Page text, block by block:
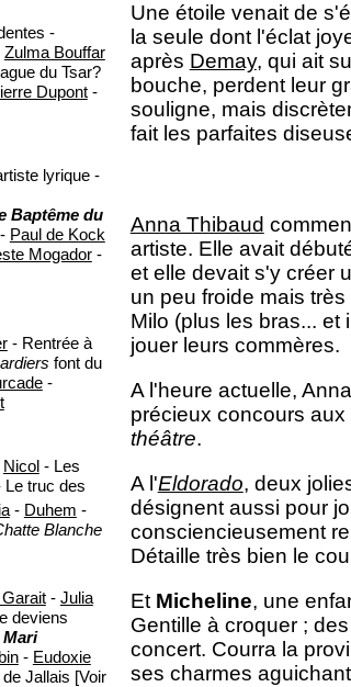
-
Zulma Bouffar
du Tsar?
Dupont-
lyrique -
Baptême du
Paul de Kock
Mogador-
- Rentrée à
font du
-
Nicol- Les
truc des
- Duhem -
Blanche
- Julia
deviens
Mari
- Eudoxie
Jallais [Voir
Une étoile venait de
la seule dont l'éclat
après Demay, qui ait
bouche, perdent leur
souligne, mais
fait les parfaites
Anna Thibaud
artiste. Elle avait
et elle devait s'y créer
un peu froide mais
Milo (plus les bras... et
jouer leurs commères.
A l'heure actuelle,
précieux concours
théâtre.
A l'Eldorado, deux
désignent aussi pour
consciencieusement
Détaille très bien le
Et Micheline, une
Gentille à croquer ;
concert. Courra la
ses charmes